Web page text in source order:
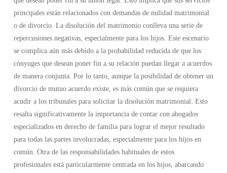
principales están relacionados con demandas de nulidad matrimonial
o de divorcio. La disolución del matrimonio conlleva una serie de
repercusiones negativas, especialmente para los hijos. Este escenario
se complica aún más debido a la probabilidad reducida de que los
cónyuges que desean poner fin a su relación puedan llegar a acuerdos
de manera conjunta. Por lo tanto, aunque la posibilidad de obtener un
divorcio de mutuo acuerdo existe, es más común que se requiera
acudir a los tribunales para solicitar la disolución matrimonial. Esto
resalta significativamente la importancia de contar con abogados
especializados en derecho de familia para lograr el mejor resultado
para todas las partes involucradas, especialmente para los hijos en
común. Otra de las responsabilidades habituales de estos
profesionales está particularmente centrada en los hijos, abarcando